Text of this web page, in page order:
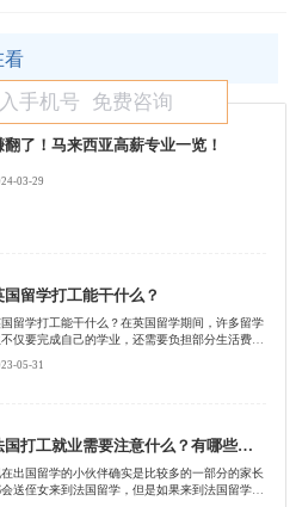
看
翻了！马来西亚高薪专业一览！
03-29
国留学打工能干什么？
留学打工能干什么？在英国留学期间，许多留学
仅要完成自己的学业，还需要负担部分生活费
英国留学生打工能干什么呢？以下是启德小编整
05-31
法国打工就业需要注意什么？有哪些需要注意的？
出国留学的小伙伴确实是比较多的一部分的家长
送侄女来到法国留学，但是如果来到法国留学的